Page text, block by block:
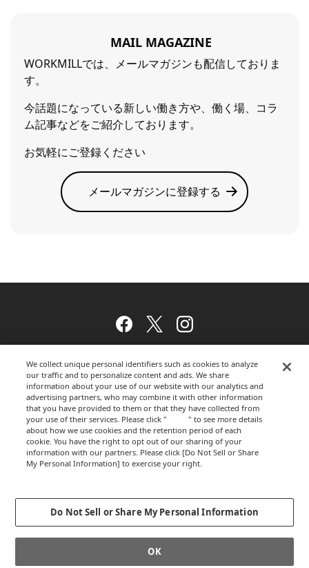
MAIL MAGAZINE
WORKMILLでは、メールマガジンも配信しておりま
す。
今話題になっている新しい働き方や、働く場、コラ
ム記事などをご紹介しております。
お気軽にご登録ください
メールマガジンに登録する
Facebook
TwitterInstagram
ウェブサイトのご利用について
プライバシーポリシー
GLOBALCOPYRIGHT © 2012-2026 OKAMURA CORPORATION.ALL RIGHTS
We collect unique personal identifiers such as cookies to analyze
our traffic and to personalize content and ads. We share
information about your use of our website with our analytics and
advertising partners, who may combine it with other information
that you have provided to them or that they have collected from
your use of their services. Please click "
here" to see more details
about how we use cookies and the retention period of each
cookie. You have the right to opt out of our sharing of your
information with our partners. Please click [Do Not Sell or Share
My Personal Information] to exercise your right.
Do Not Sell or Share My Personal Information
OK